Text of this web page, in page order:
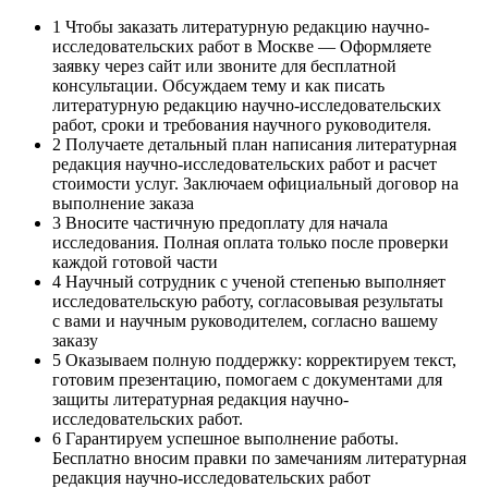
1 Чтобы заказать литературную редакцию научно-
исследовательских работ в Москве — Оформляете
заявку через сайт или звоните для бесплатной
консультации. Обсуждаем тему и как писать
литературную редакцию научно-исследовательских
работ, сроки и требования научного руководителя.
2 Получаете детальный план написания литературная
редакция научно-исследовательских работ и расчет
стоимости услуг. Заключаем официальный договор на
выполнение заказа
3 Вносите частичную предоплату для начала
исследования. Полная оплата только после проверки
каждой готовой части
4 Научный сотрудник с ученой степенью выполняет
исследовательскую работу, согласовывая результаты
с вами и научным руководителем, согласно вашему
заказу
5 Оказываем полную поддержку: корректируем текст,
готовим презентацию, помогаем с документами для
защиты литературная редакция научно-
исследовательских работ.
6 Гарантируем успешное выполнение работы.
Бесплатно вносим правки по замечаниям литературная
редакция научно-исследовательских работ